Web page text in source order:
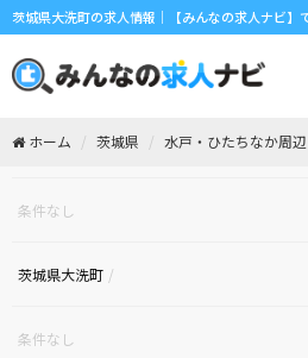
茨城県大洗町の求人情報｜【みんなの求人ナビ】
ホーム 茨城県 水戸・ひたちなか周辺
条件なし
茨城県大洗町
条件なし